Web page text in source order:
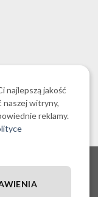
COOKIES
najlepszą jakość
naszej witryny,
reklamy.